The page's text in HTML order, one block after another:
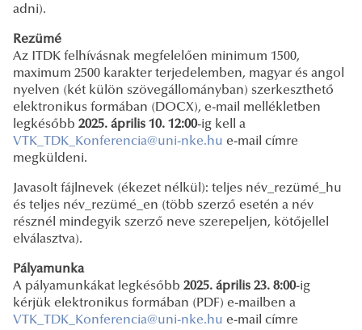
adni).
Rezümé
Az ITDK felhívásnak megfelelően minimum 1500,
maximum 2500 karakter terjedelemben, magyar és angol
nyelven (két külön szövegállományban) szerkeszthető
elektronikus formában (DOCX), e-mail mellékletben
legkésőbb 2025. április 10. 12:00-ig kell a
VTK_TDK_Konferencia@uni-nke.hu e-mail címre
megküldeni.
Javasolt fájlnevek (ékezet nélkül): teljes név_rezümé_hu
és teljes név_rezümé_en (több szerző esetén a név
résznél mindegyik szerző neve szerepeljen, kötőjellel
elválasztva).
Pályamunka
A pályamunkákat legkésőbb 2025. április 23. 8:00-ig
kérjük elektronikus formában (PDF) e-mailben a
VTK_TDK_Konferencia@uni-nke.hu e-mail címre